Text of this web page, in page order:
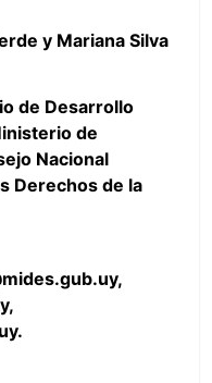
y Mariana Silva
de Desarrollo
de
Nacional
Derechos de la